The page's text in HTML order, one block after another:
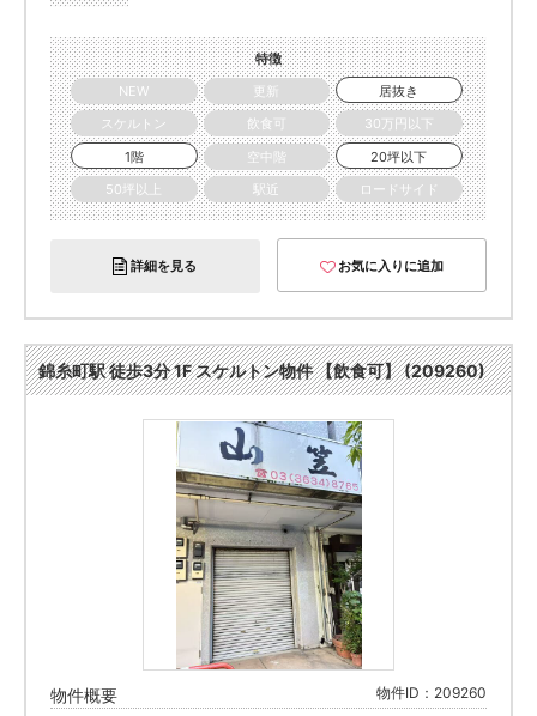
特徴
NEW
更新
居抜き
スケルトン
飲食可
30万円以下
1階
空中階
20坪以下
50坪以上
駅近 ロードサイド
詳細を見る お気に入りに追加
錦糸町駅 徒歩3分 1F スケルトン物件 【飲食可】 (209260)
物件概要 物件ID：209260